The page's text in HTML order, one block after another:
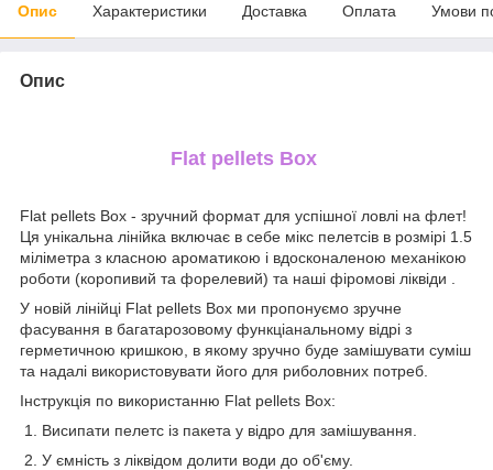
Опис Характеристики Доставка Оплата Умови
Опис
Flat pellets Box
Flat pellets Box - зручний формат для успішної ловлі на флет!
Ця унікальна лінійка включає в себе мікс пелетсів в розмірі 1.5
міліметра з класною ароматикою і вдосконаленою механікою
роботи (коропивий та форелевий) та наші фіромові ліквіди .
У новій лінійці Flat pellets Box ми пропонуємо зручне
фасування в багатарозовому функціанальному відрі з
герметичною кришкою, в якому зручно буде замішувати суміш
та надалі використовувати його для риболовних потреб.
Інструкція по використанню Flat pellets Box:
1. Висипати пелетс із пакета у відро для замішування.
2. У ємність з ліквідом долити води до об'єму.